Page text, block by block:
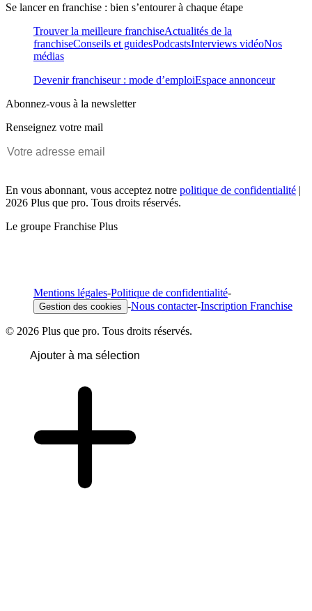
Se lancer en franchise : bien s’entourer à chaque étape
Trouver la meilleure franchiseActualités de la
franchiseConseils et guidesPodcastsInterviews vidéoNos
médias
Devenir franchiseur : mode d’emploiEspace annonceur
Abonnez-vous à la newsletter
Renseignez votre mail
En vous abonnant, vous acceptez notre politique de confidentialité |
2026 Plus que pro. Tous droits réservés.
Le groupe Franchise Plus
Mentions légales-Politique de confidentialité-
Gestion des cookies -Nous contacter-Inscription Franchise
© 2026 Plus que pro. Tous droits réservés.
Ajouter à ma sélection